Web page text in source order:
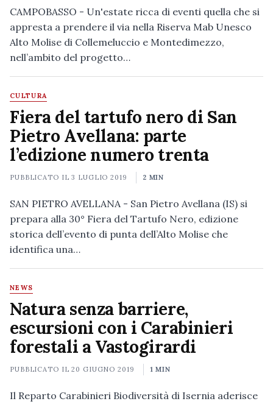
CAMPOBASSO - Un'estate ricca di eventi quella che si
appresta a prendere il via nella Riserva Mab Unesco
Alto Molise di Collemeluccio e Montedimezzo,
nell’ambito del progetto…
CULTURA
Fiera del tartufo nero di San
Pietro Avellana: parte
l’edizione numero trenta
PUBBLICATO IL3 LUGLIO 2019 2 MIN
SAN PIETRO AVELLANA - San Pietro Avellana (IS) si
prepara alla 30° Fiera del Tartufo Nero, edizione
storica dell’evento di punta dell’Alto Molise che
identifica una…
NEWS
Natura senza barriere,
escursioni con i Carabinieri
forestali a Vastogirardi
PUBBLICATO IL20 GIUGNO 2019 1 MIN
Il Reparto Carabinieri Biodiversità di Isernia aderisce